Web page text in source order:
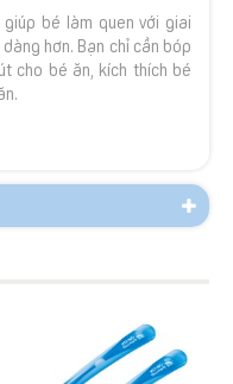
giúp bé làm quen với giai
hơn. Bạn chỉ cần bóp
cho bé ăn, kích thích bé